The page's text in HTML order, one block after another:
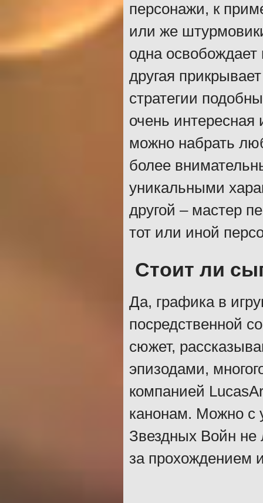
персонажи, к
или же
одна освобождает
другая
стратегии
очень
можно набрать
более
уникальными
другой – мастер
тот или иной
Стоит ли
Да, графика в
посредственной
сюжет,
эпизодами,
компанией
канонам. Можно с
Звездных Войн не
за прохождением